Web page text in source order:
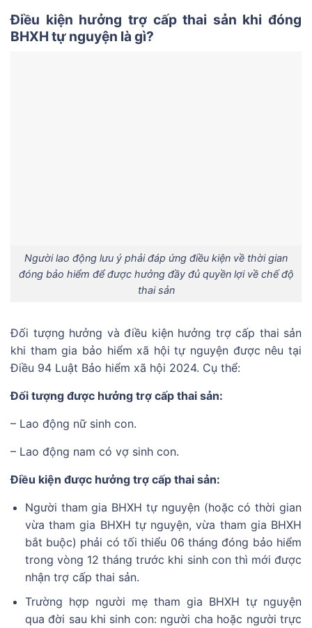
Điều kiện hưởng trợ cấp thai sản khi đóng
BHXH tự nguyện là gì?
Người lao động lưu ý phải đáp ứng điều kiện về thời gian
đóng bảo hiểm để được hưởng đầy đủ quyền lợi về chế độ
thai sản
Đối tượng hưởng và điều kiện hưởng trợ cấp thai sản
khi tham gia bảo hiểm xã hội tự nguyện được nêu tại
Điều 94 Luật Bảo hiểm xã hội 2024. Cụ thể:
Đối tượng được hưởng trợ cấp thai sản:
– Lao động nữ sinh con.
– Lao động nam có vợ sinh con.
Điều kiện được hưởng trợ cấp thai sản:
Người tham gia BHXH tự nguyện (hoặc có thời gian
vừa tham gia BHXH tự nguyện, vừa tham gia BHXH
bắt buộc) phải có tối thiểu 06 tháng đóng bảo hiểm
trong vòng 12 tháng trước khi sinh con thì mới được
nhận trợ cấp thai sản.
Trường hợp người mẹ tham gia BHXH tự nguyện
qua đời sau khi sinh con: người cha hoặc người trực